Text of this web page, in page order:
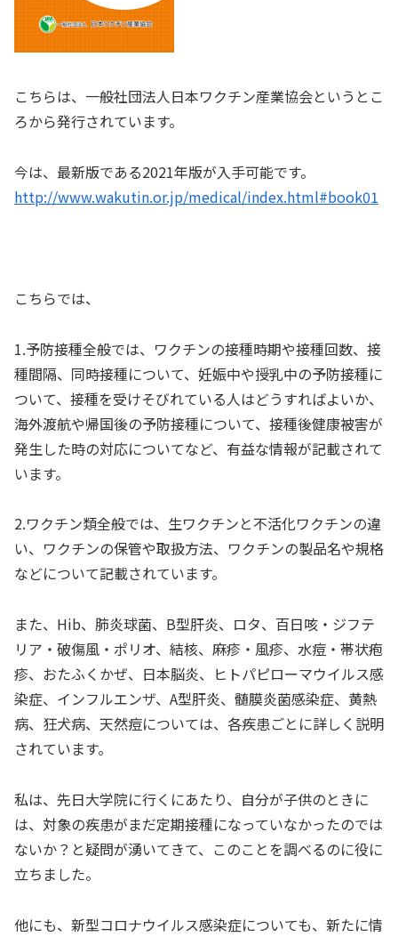
こちらは、一般社団法人日本ワクチン産業協会というとこ
ろから発行されています。
今は、最新版である2021年版が入手可能です。
http://www.wakutin.or.jp/medical/index.html#book01
こちらでは、
1.予防接種全般では、ワクチンの接種時期や接種回数、接
種間隔、同時接種について、妊娠中や授乳中の予防接種に
ついて、接種を受けそびれている人はどうすればよいか、
海外渡航や帰国後の予防接種について、接種後健康被害が
発生した時の対応についてなど、有益な情報が記載されて
います。
2.ワクチン類全般では、生ワクチンと不活化ワクチンの違
い、ワクチンの保管や取扱方法、ワクチンの製品名や規格
などについて記載されています。
また、 Hib、肺炎球菌、 B型肝炎、ロタ、百日咳・ジフテ
リア・破傷風・ポリオ、結核、麻疹・風疹、水痘・帯状疱
疹、おたふくかぜ、日本脳炎、ヒトパピローマウイルス感
染症、インフルエンザ、 A型肝炎、髄膜炎菌感染症、黄熱
病、狂犬病、天然痘については、各疾患ごとに詳しく説明
されています。
私は、先日大学院に行くにあたり、自分が子供のときに
は、対象の疾患がまだ定期接種になっていなかったのでは
ないか？と疑問が湧いてきて、このことを調べるのに役に
立ちました。
他にも、新型コロナウイルス感染症についても、新たに情